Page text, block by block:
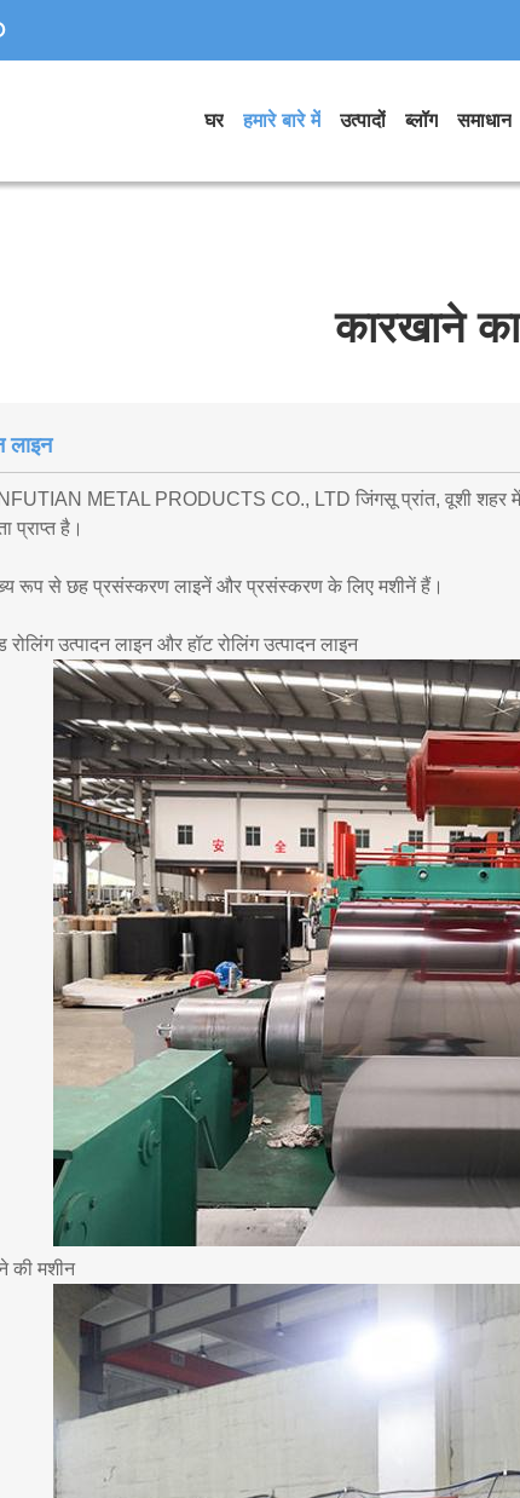
घर हमारे बारे में उत्पादों ब्लॉग समाधान
कारखाने का
लाइन
METAL PRODUCTS CO., LTD जिंगसू प्रांत, वूशी
प्राप्त है।
रूप से छह प्रसंस्करण लाइनें और प्रसंस्करण के लिए मशीनें हैं।
रोलिंग उत्पादन लाइन और हॉट रोलिंग उत्पादन लाइन
की मशीन